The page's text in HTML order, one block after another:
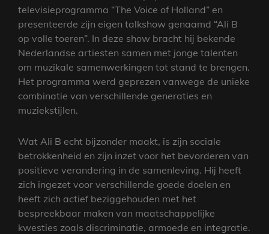
televisieprogramma “The Voice of Holland” en
presenteerde zijn eigen talkshow genaamd “Ali B
op volle toeren”. In deze show bracht hij bekende
Nederlandse artiesten samen met jonge talenten
om muzikale samenwerkingen tot stand te brengen.
Het programma werd geprezen vanwege de unieke
combinatie van verschillende generaties en
muziekstijlen.
Wat Ali B echt bijzonder maakt, is zijn sociale
betrokkenheid en zijn inzet voor het bevorderen van
positieve verandering in de samenleving. Hij heeft
zich ingezet voor verschillende goede doelen en
heeft zich actief beziggehouden met het
bespreekbaar maken van maatschappelijke
kwesties zoals discriminatie, armoede en integratie.